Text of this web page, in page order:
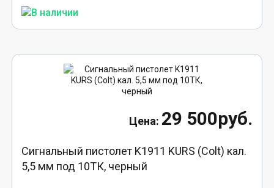
29 500руб.
Сигнальный пистолет K1911 KURS (Colt) кал.
5,5 мм под 10ТК, черный